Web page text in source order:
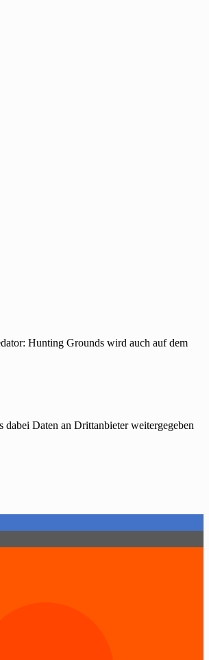
Hunting Grounds wird auch auf dem
Daten an Drittanbieter weitergegeben